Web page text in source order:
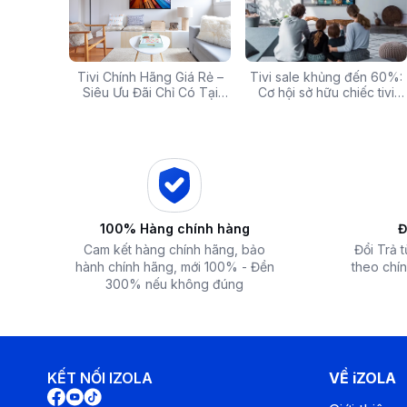
Bên trong, máy sở hữu lồng giặt ngôi sao pha lê được làm
không chỉ có độ bền cao mà còn hỗ trợ tốt trong việc làm
Tivi Chính Hãng Giá Rẻ –
Siêu Ưu Đãi Chỉ Có Tại
Tivi sale khủng đến 60%:
Cơ hội sở hữu chiếc tivi
Các mã báo lỗi thường gặp
của bếp từ và lưu ý khi xử
Top 5 tivi 32 inch giá
chất lượng và đáng
100% Hàng chính hàng
Cam kết hàng chính hãng, bảo
hành chính hãng, mới 100% - Đền
300% nếu không đúng
Đổi Trả
theo
KẾT NỐI IZOLA
VỀ iZOLA